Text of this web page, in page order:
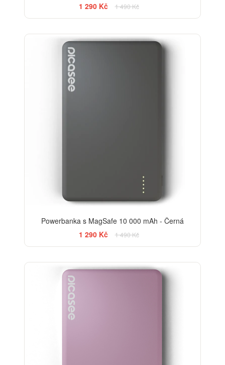
1 290 Kč
1 490 Kč
Powerbanka s MagSafe 10 000 mAh - Černá
1 290 Kč
1 490 Kč